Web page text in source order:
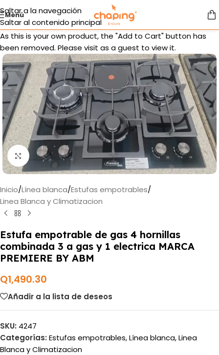
Saltar a la navegación
Saltar al contenido principal
Menú
As this is your own product, the "Add to Cart" button has
been removed. Please visit as a guest to view it.
Haga clic para ampliar
Inicio/Línea blanca/Estufas empotrables/
Linea Blanca y Climatizacion
Estufa empotrable de gas 4 hornillas
combinada 3 a gas y 1 electrica MARCA
PREMIERE BY ABM
Q1,490.30
Añadir a la lista de deseos
SKU: 4247
Categorías: Estufas empotrables,Línea blanca,Linea
Blanca y Climatizacion